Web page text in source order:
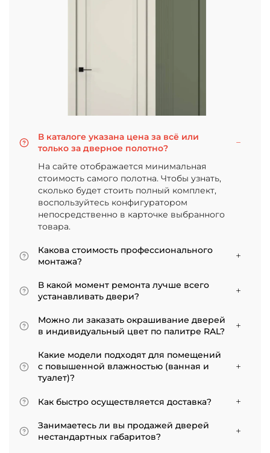
В каталоге указана цена за всё или
только за дверное полотно?
На сайте отображается минимальная
стоимость самого полотна. Чтобы узнать,
сколько будет стоить полный комплект,
воспользуйтесь конфигуратором
непосредственно в карточке выбранного
товара.
Какова стоимость профессионального
монтажа?
Итоговая сумма зависит от типа отделки
двери и габаритов проема. Минимальная
цена за установку стандартной двери с
покрытием «экошпон» начинается от 5000
рублей.
В какой момент ремонта лучше всего
устанавливать двери?
Мы советуем приступать к монтажу после
того, как уложено напольное покрытие. В
противном случае из-за изменения уровня
пола полотно может не подойти по высоте, и
его придется подрезать. Оптимально ставить
двери по окончании всех отделочных работ.
лучше заранее подготовить все запилы, но
отделки стен.
Можно ли заказать окрашивание дверей
в индивидуальный цвет по палитре RAL?
ассортименте представлены эмалированные
модели от разных фабрик
Какие модели подходят для помещений
с повышенной влажностью (ванная и
туалет)?
двери с покрытием из экошпона. На нашем
сайте в разделе межкомнатные двери
практически все двери являются
влагостойкими.
Как быстро осуществляется доставка?
Товары, имеющиеся на складе, доставляются
в течение 3–5 рабочих дней. Если дверь
изготавливается по индивидуальному заказу,
Занимаетесь ли вы продажей дверей
нестандартных габаритов?